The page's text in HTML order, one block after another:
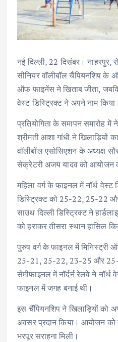
नई दिल्ली, 22 दिसंबर। नाहरपुर,
सीनियर वॉलीबॉल चैंपियनशिप के
ऑफ फाइनेंस ने खिताब जीता, जबकि
वेस्ट डिस्ट्रिक्ट ने अपने नाम किया।
प्रतियोगिता के समापन समारोह में
श्रीमती आशा गांधी ने खिलाड़ियों
वॉलीबॉल एसोसिएशन के अध्यक्ष
सेक्रेटरी अजय यादव को आयोजन
महिला वर्ग के फाइनल में नॉर्थ वेस्ट
डिस्ट्रिक्ट को 25-22, 25-22
साउथ दिल्ली डिस्ट्रिक्ट ने
को हराकर तीसरा स्थान हासिल
पुरुष वर्ग के फाइनल में मिनिस्ट्री
25-21, 25-22, 23-25 और 25-
सेमीफाइनल में नॉर्दर्न रेलवे ने नॉर्थ
फाइनल में जगह बनाई थी।
इस चैंपियनशिप ने खिलाड़ियों को
अवसर प्रदान किया। आयोजन को
भरपूर सराहना मिली।